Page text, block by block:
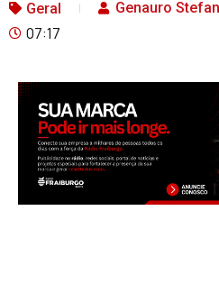
Geral Genauro
07:17